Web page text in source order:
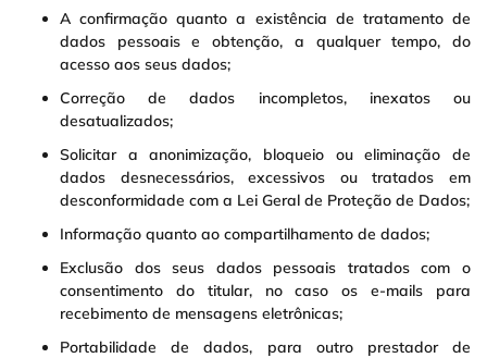
A confirmação quanto a existência de tratamento de
dados pessoais e obtenção, a qualquer tempo, do
acesso aos seus dados;
Correção de dados incompletos, inexatos ou
desatualizados;
Solicitar a anonimização, bloqueio ou eliminação de
dados desnecessários, excessivos ou tratados em
desconformidade com a Lei Geral de Proteção de Dados;
Informação quanto ao compartilhamento de dados;
Exclusão dos seus dados pessoais tratados com o
consentimento do titular, no caso os e-mails para
recebimento de mensagens eletrônicas;
Portabilidade de dados, para outro prestador de